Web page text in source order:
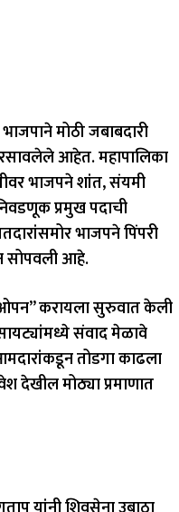
मोठी जबाबदारी
आहेत. महापालिका
भाजपने शांत, संयमी
प्रमुख पदाची
भाजपने पिंपरी
सोपवली आहे.
करायला सुरुवात केली
संवाद मेळावे
तोडगा काढला
देखील मोठ्या प्रमाणात